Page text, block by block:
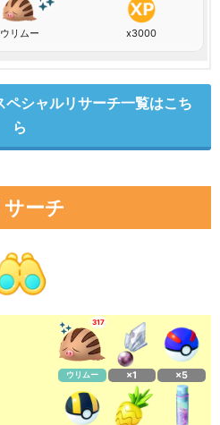
ウリムー x3000
ペシャルリサーチ一覧はこち
ら
ーチ
317
ウリムー ×1 ×5